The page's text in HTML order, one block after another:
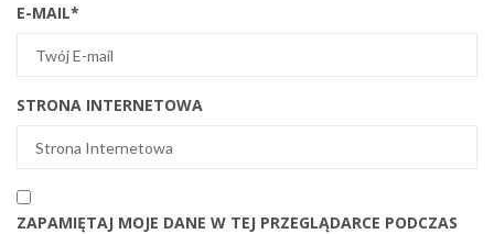
E-MAIL*
STRONA INTERNETOWA
ZAPAMIĘTAJ MOJE DANE W TEJ PRZEGLĄDARCE PODCZAS